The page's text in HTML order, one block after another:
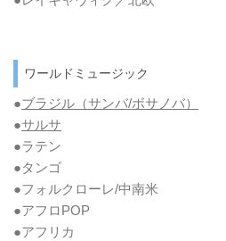
ワールドミュージック
●ブラジル（サンバ/ボサノバ）
●サルサ
●ラテン
●タンゴ
●フォルクローレ/中南米
●アフロPOP
●アフリカ